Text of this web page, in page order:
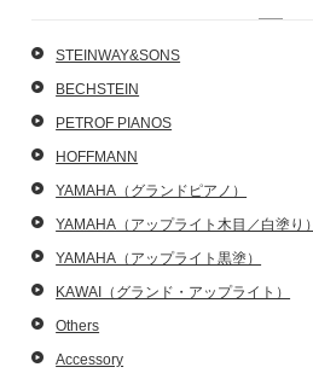
STEINWAY&SONS
BECHSTEIN
PETROF PIANOS
HOFFMANN
YAMAHA（グランドピアノ）
YAMAHA（アップライト木目／白塗り）
YAMAHA（アップライト黒塗）
KAWAI（グランド・アップライト）
Others
Accessory